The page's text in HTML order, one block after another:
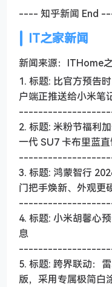
---- 知乎新闻 End
IT之家新闻
新闻来源：ITHome
1. 标题: 比官方预告
户端正推送给小米笔
2. 标题: 米粉节福利
一代 SU7 卡布里蓝
3. 标题: 鸿蒙智行
门把手焕新、外观更
4. 标题: 小米胡馨心
息
5. 标题: 跨界联动：
版，采用专属极简白